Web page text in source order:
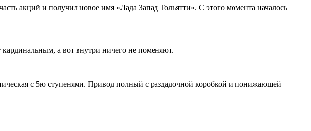
акций и получил новое имя «Лада Запад Тольятти». С этого момента началось
а вот внутри ничего не поменяют.
с 5ю ступенями. Привод полный с раздадочной коробкой и понижающей